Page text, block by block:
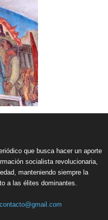
que busca hacer un aporte
socialista revolucionaria,
manteniendo siempre la
a las élites dominantes.